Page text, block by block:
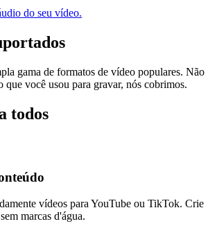
do seu vídeo.
gama de formatos de vídeo populares. Não
você usou para gravar, nós cobrimos.
todos
vídeos para YouTube ou TikTok. Crie
marcas d'água.